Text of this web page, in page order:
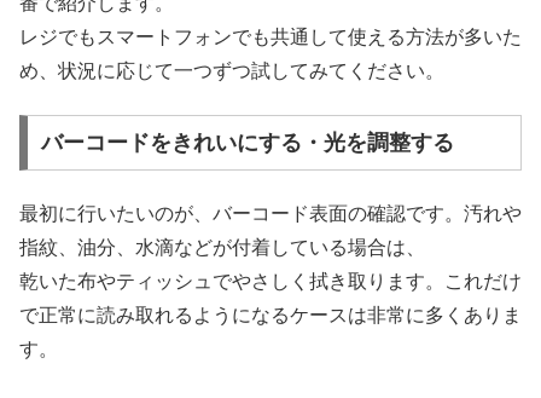
レジでもスマートフォンでも共通して使える方法が多いた
め、状況に応じて一つずつ試してみてください。
バーコードをきれいにする・光を調整する
最初に行いたいのが、バーコード表面の確認です。汚れや
指紋、油分、水滴などが付着している場合は、
乾いた布やティッシュでやさしく拭き取ります。これだけ
で正常に読み取れるようになるケースは非常に多くありま
す。